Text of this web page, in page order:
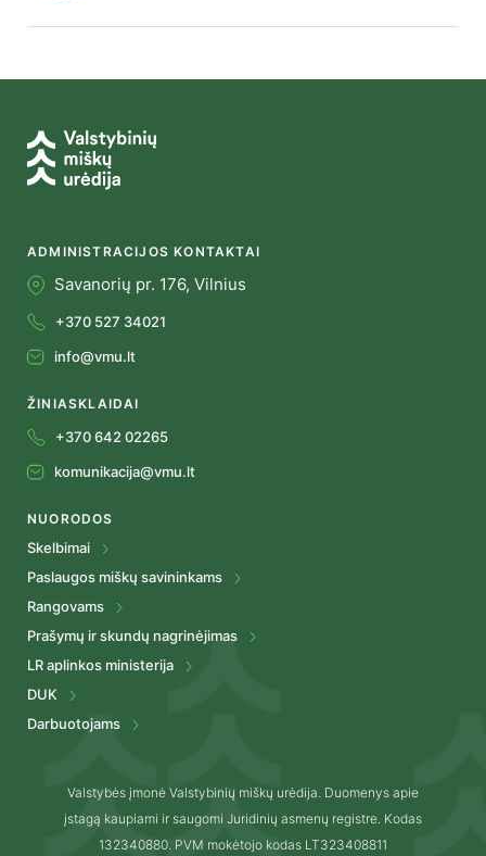
ADMINISTRACIJOS KONTAKTAI
Savanorių pr. 176, Vilnius
+370 527 34021
info@vmu.lt
ŽINIASKLAIDAI
+370 642 02265
komunikacija@vmu.lt
NUORODOS
Skelbimai
Paslaugos miškų savininkams
Rangovams
Prašymų ir skundų nagrinėjimas
LR aplinkos ministerija
DUK
Darbuotojams
Valstybės įmonė Valstybinių miškų urėdija. Duomenys apie
įstagą kaupiami ir saugomi Juridinių asmenų registre. Kodas
132340880. PVM mokėtojo kodas LT323408811